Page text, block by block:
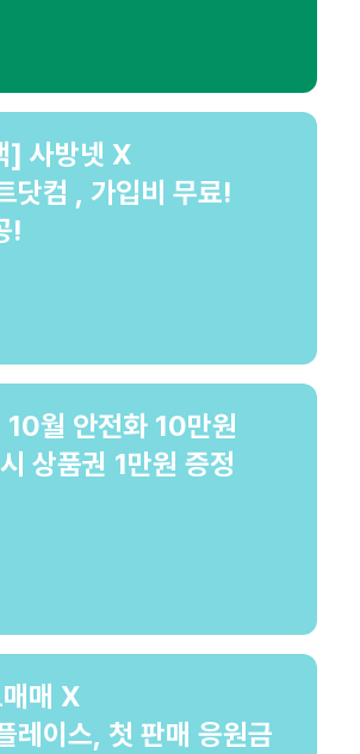
] 사방넷 X
닷컴 , 가입비 무료!
!
10월 안전화 10만원
상품권 1만원 증정
매 X
레이스, 첫 판매 응원금